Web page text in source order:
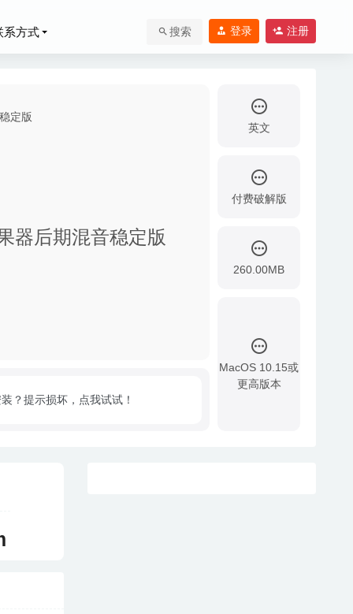
系方式 搜索 登录 注册
器后期混音稳定版
英文
付费破解版
260.00MB
MacOS 10.15或
更高版本
？提示损坏，点我试试！
角色扮演